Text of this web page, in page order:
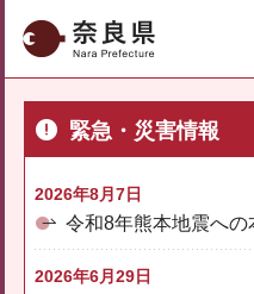
奈良県
緊急・災害情報
2026年8月7日
令和8年熊本地震へ
2026年6月29日